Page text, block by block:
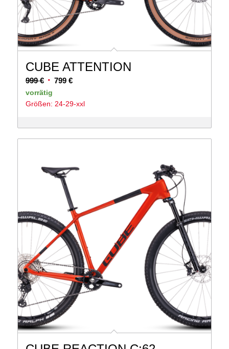
CUBE ATTENTION
999€ Ursprünglicher
Preis
war:
799 €Aktueller
ist:
vorrätig
Größen: 24-29-xxl